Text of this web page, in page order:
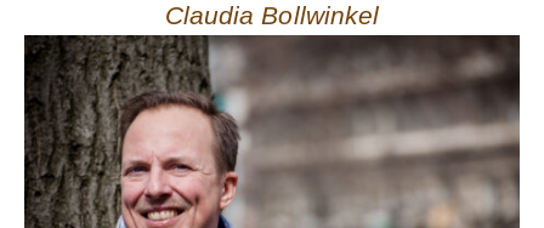
Claudia Bollwinkel